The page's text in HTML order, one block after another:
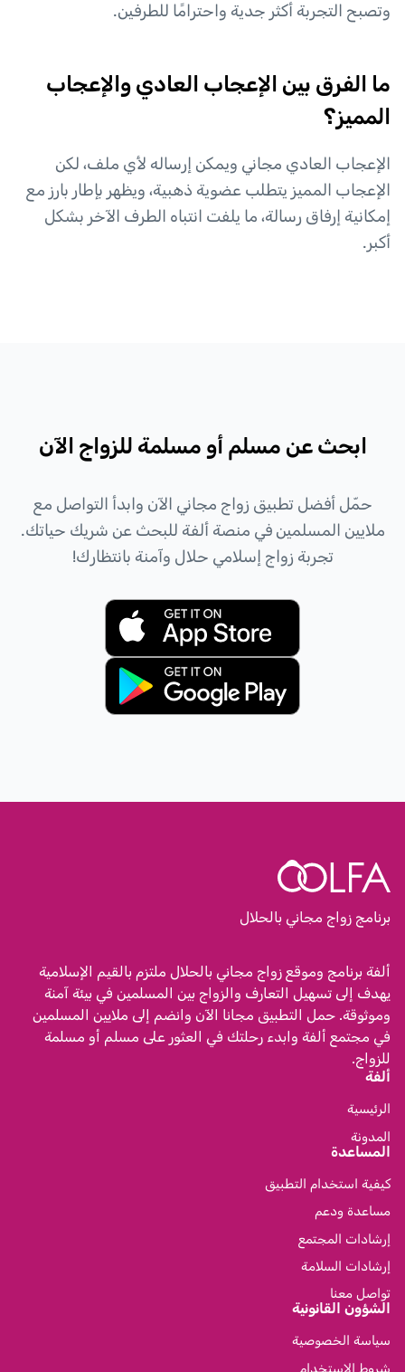
وتصبح التجربة أكثر جدية واحترامًا للطرفين.
ما الفرق بين الإعجاب العادي والإعجاب
المميز؟
الإعجاب العادي مجاني ويمكن إرساله لأي ملف، لكن
الإعجاب المميز يتطلب عضوية ذهبية، ويظهر بإطار بارز مع
إمكانية إرفاق رسالة، ما يلفت انتباه الطرف الآخر بشكل
أكبر.
ابحث عن مسلم أو مسلمة للزواج الآن
حمّل أفضل تطبيق زواج مجاني الآن وابدأ التواصل مع
ملايين المسلمين في منصة ألفة للبحث عن شريك حياتك.
تجربة زواج إسلامي حلال وآمنة بانتظارك!
برنامج زواج مجاني بالحلال
ألفة برنامج وموقع زواج مجاني بالحلال ملتزم بالقيم الإسلامية
يهدف إلى تسهيل التعارف والزواج بين المسلمين في بيئة آمنة
وموثوقة. حمل التطبيق مجانا الآن وانضم إلى ملايين المسلمين
في مجتمع ألفة وابدء رحلتك في العثور على مسلم أو مسلمة
للزواج.
ألفة
الرئيسية
المدونة
المساعدة
كيفية استخدام التطبيق
مساعدة ودعم
إرشادات المجتمع
إرشادات السلامة
تواصل معنا
الشؤون القانونية
سياسة الخصوصية
شروط الاستخدام